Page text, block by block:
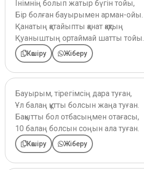
Інімнің болып жатыр бүгін тойы,
Бір болған бауырымен арман-ойы.
Қанатың қатайыпты қанат қақтың
Қуаныштың ортаймай шатты тойы.
Көшіру Жіберу
Бауырым, тірегімсің дара туған,
Ұл балаң құтты болсын жаңа туған.
Бақытты бол отбасыңмен отағасы,
10 балаң болсын соңын ала туған.
Көшіру Жіберу